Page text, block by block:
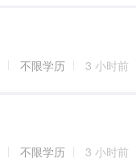
不限学历 3 小时前
不限学历 3 小时前